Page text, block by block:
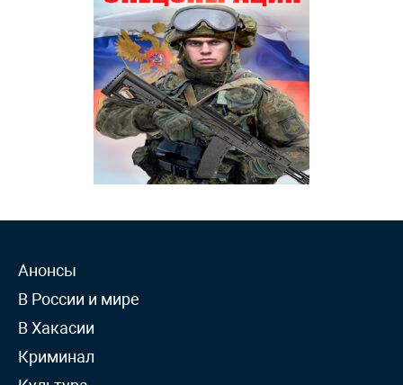
Анонсы
В России и мире
В Хакасии
Криминал